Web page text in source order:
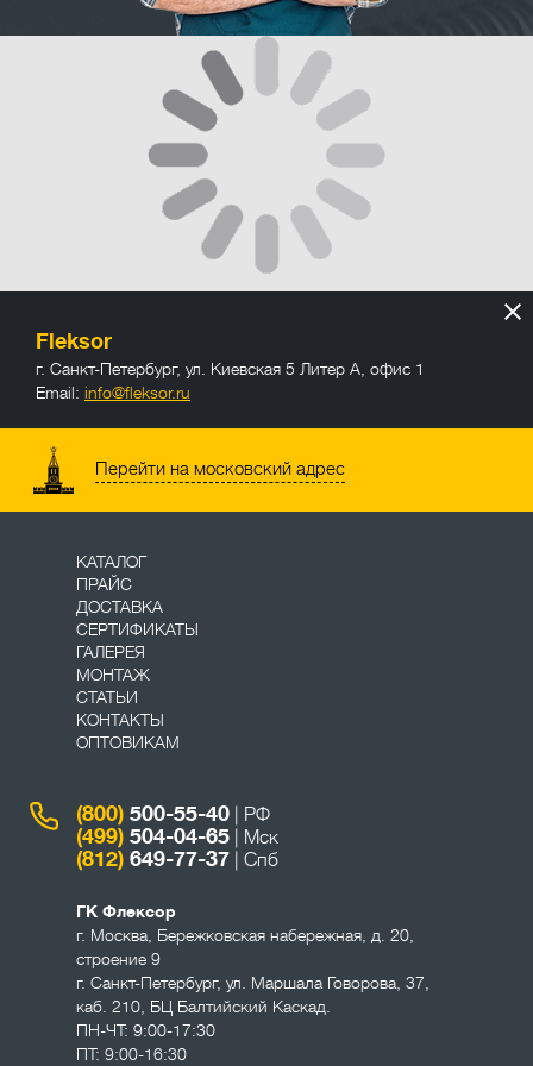
Fleksor
г. Санкт-Петербург, ул. Киевская 5 Литер А, офис 1
Email: info@fleksor.ru
Перейти на московский адрес
info@fleksor.ru
КАТАЛОГ
ПРАЙС
ДОСТАВКА
СЕРТИФИКАТЫ
ГАЛЕРЕЯ
МОНТАЖ
СТАТЬИ
КОНТАКТЫ
ОПТОВИКАМ
(800) 500-55-40 | РФ
(499) 504-04-65 | Мск
(812) 649-77-37 | Спб
ГК Флексор
г. Москва Бережковская набережная, д. 20,
строение 9
г. Санкт-Петербург, ул. Маршала Говорова, 37,
каб. 210, БЦ Балтийский Каскад.
ПН-ЧТ: 9:00-17:30
ПТ: 9:00-16:30